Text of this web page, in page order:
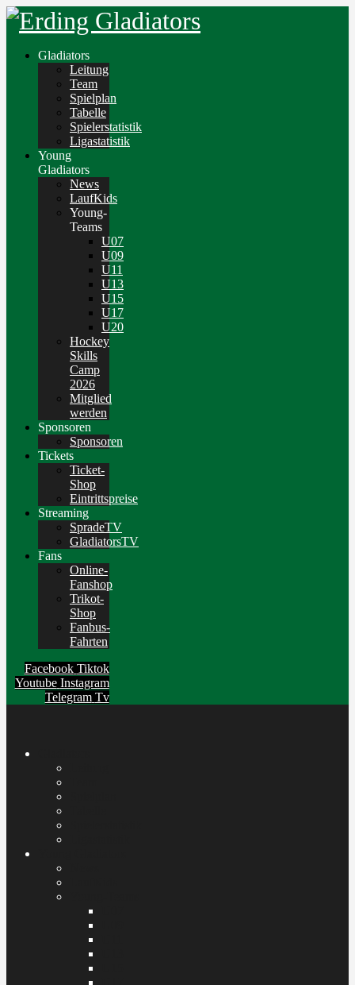
Gladiators
Leitung
Team
Spielplan
Tabelle
Spielerstatistik
Ligastatistik
Young
Gladiators
News
LaufKids
Young-
Teams
U07
U09
U11
U13
U15
U17
U20
Hockey
Skills
Camp
2026
Mitglied
werden
Sponsoren
Sponsoren
Tickets
Ticket-
Shop
Eintrittspreise
Streaming
SpradeTV
GladiatorsTV
Fans
Online-
Fanshop
Trikot-
Shop
Fanbus-
Fahrten
Facebook Tiktok
Youtube Instagram
Telegram Tv